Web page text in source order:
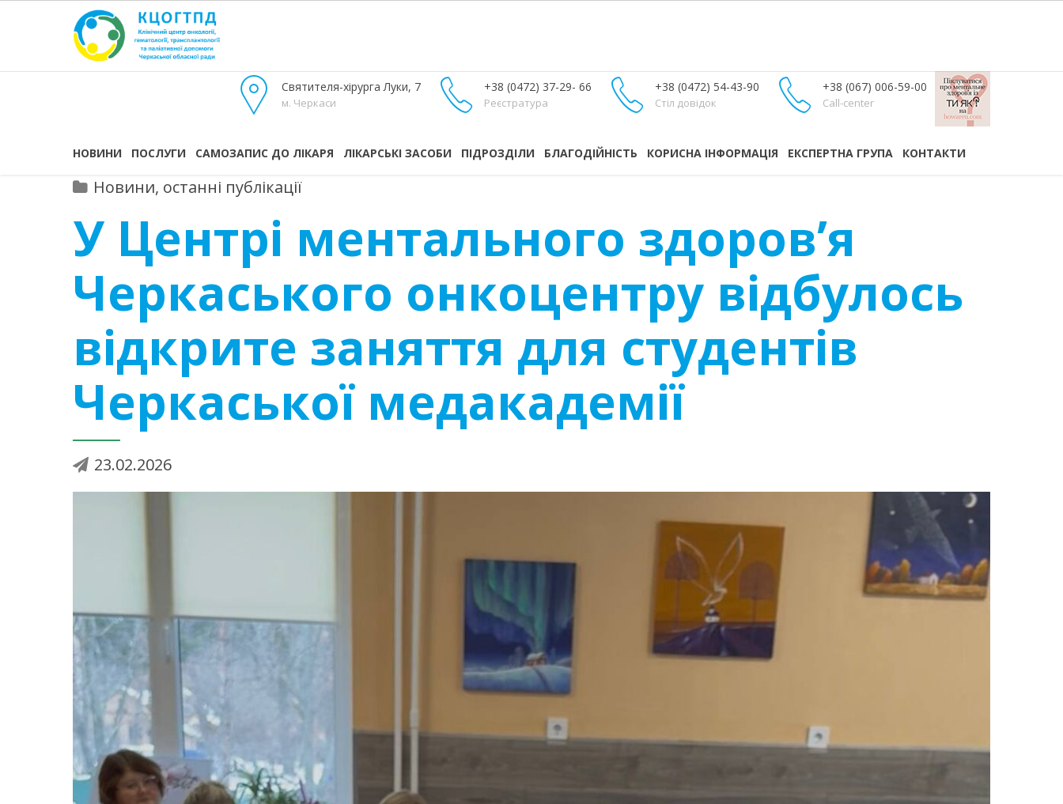
Святителя-хірурга Луки, 7
м. Черкаси
+38 (0472) 37-29- 66
Реєстратура
+38 (0472) 54-43-90
Стіл довідок
+38 (067) 006-59-00
Call-center
НОВИНИ ПОСЛУГИ САМОЗАПИС ДО ЛІКАРЯ ЛІКАРСЬКІ ЗАСОБИ ПІДРОЗДІЛИ БЛАГОДІЙНІСТЬ КОРИСНА ІНФОРМАЦІЯ ЕКСПЕРТНА ГРУПА КОНТАКТИ
Новини, останні публікації
У Центрі ментального здоровʼя
Черкаського онкоцентру відбулось
відкрите заняття для студентів
Черкаської медакадемії
23.02.2026